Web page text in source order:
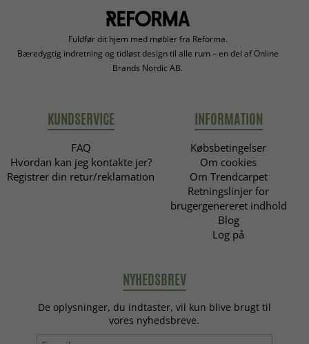
Fuldfør dit hjem med møbler fra Reforma.
Bæredygtig indretning og tidløst design til alle rum – en del af Online
Brands Nordic AB.
KUNDSERVICE
FAQ
Hvordan kan jeg kontakte jer?
Registrer din retur/reklamation
INFORMATION
Købsbetingelser
Om cookies
Om Trendcarpet
Retningslinjer for
brugergenereret indhold
Blog
Log på
NYHEDSBREV
De oplysninger, du indtaster, vil kun blive brugt til
vores nyhedsbreve.